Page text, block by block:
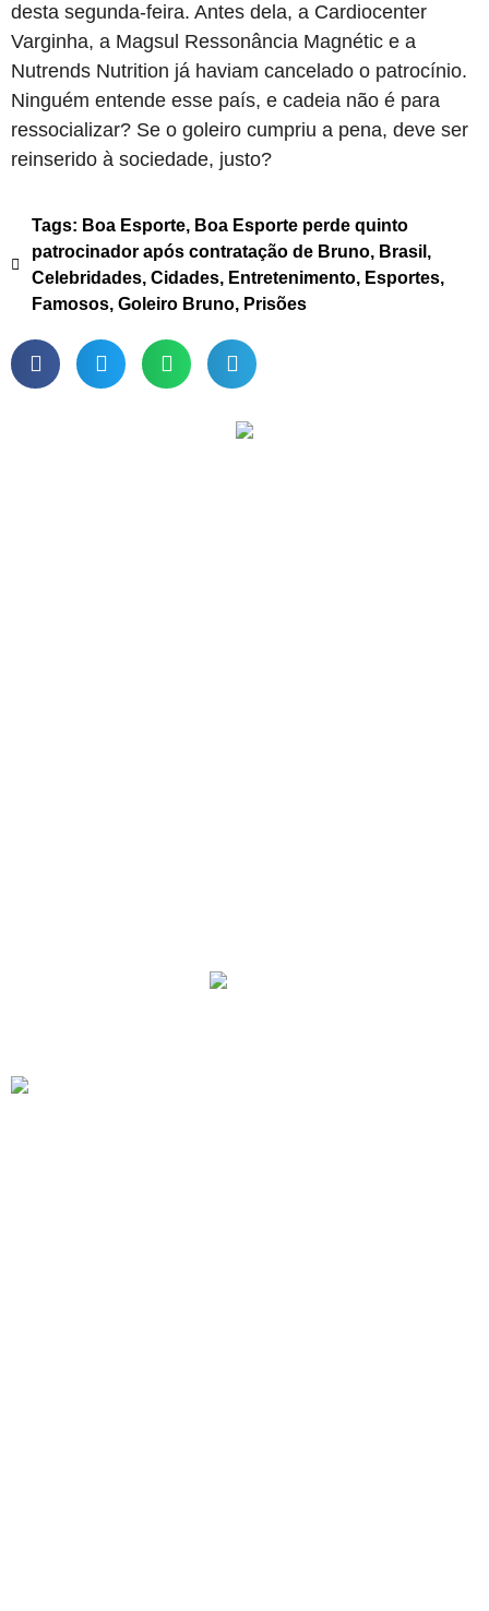
desta segunda-feira. Antes dela, a Cardiocenter
Varginha, a Magsul Ressonância Magnétic e a
Nutrends Nutrition já haviam cancelado o patrocínio.
Ninguém entende esse país, e cadeia não é para
ressocializar? Se o goleiro cumpriu a pena, deve ser
reinserido à sociedade, justo?
Tags: Boa Esporte, Boa Esporte perde quinto
patrocinador após contratação de Bruno, Brasil ,
Celebridades, Cidades, Entretenimento, Esportes,
Famosos, Goleiro Bruno, Prisões